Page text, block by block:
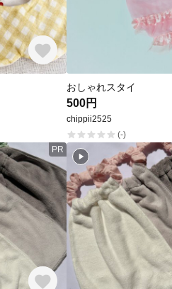
おしゃれスタイ
500円
chippii2525
(-)
PR